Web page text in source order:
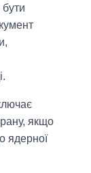
якщо
ядерної